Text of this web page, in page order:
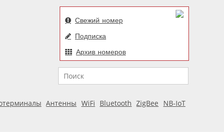
Свежий номер
Подписка
Архив номеров
Поиск
Антенны WiFi Bluetooth ZigBee
NB-IoT